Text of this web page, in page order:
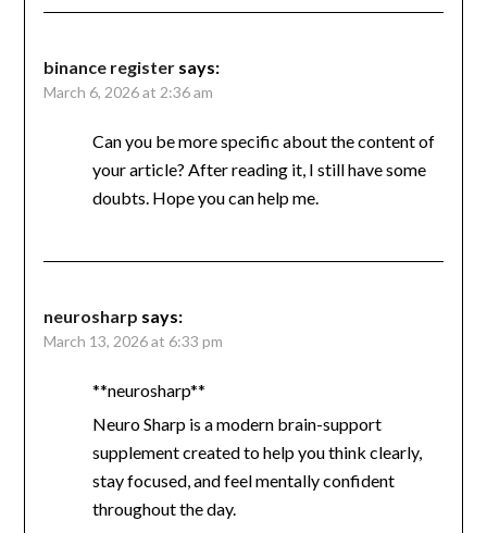
binance register says:
March 6, 2026 at 2:36 am
Can you be more specific about the content of
your article? After reading it, I still have some
doubts. Hope you can help me.
neurosharp says:
March 13, 2026 at 6:33 pm
**neurosharp**
Neuro Sharp is a modern brain-support
supplement created to help you think clearly,
stay focused, and feel mentally confident
throughout the day.